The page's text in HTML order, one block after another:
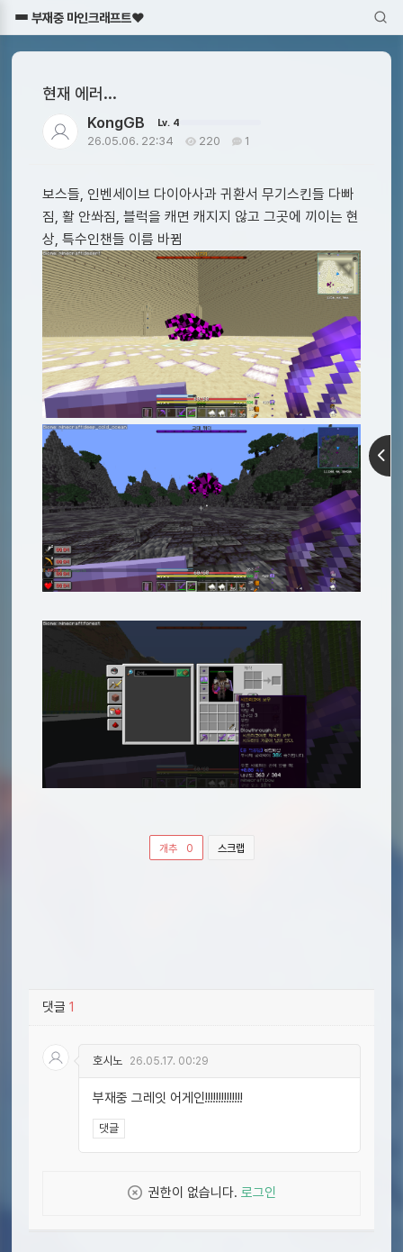
부재중 마인크래프트♥
현재 에러...
KongGB Lv. 4
26.05.06. 22:34 220 1
보스들, 인벤세이브 다이아사과 귀환서 무기스킨들 다빠
짐, 활 안쏴짐, 블럭을 캐면 캐지지 않고 그곳에 끼이는 현
상, 특수인챈들 이름 바뀜
개추 0 스크랩
댓글1
호시노 26.05.17. 00:29
부재중 그레잇 어게인!!!!!!!!!!!!!!
댓글
권한이 없습니다. 로그인